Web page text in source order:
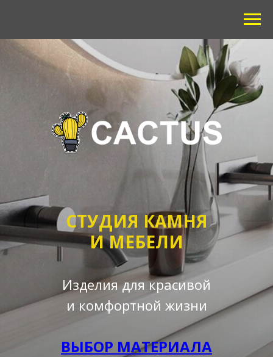
СТУДИЯ КАМНЯ
И МЕБЕЛИ
Изделия для красивой
и комфортной жизни
ВЫБОР МАТЕРИАЛА